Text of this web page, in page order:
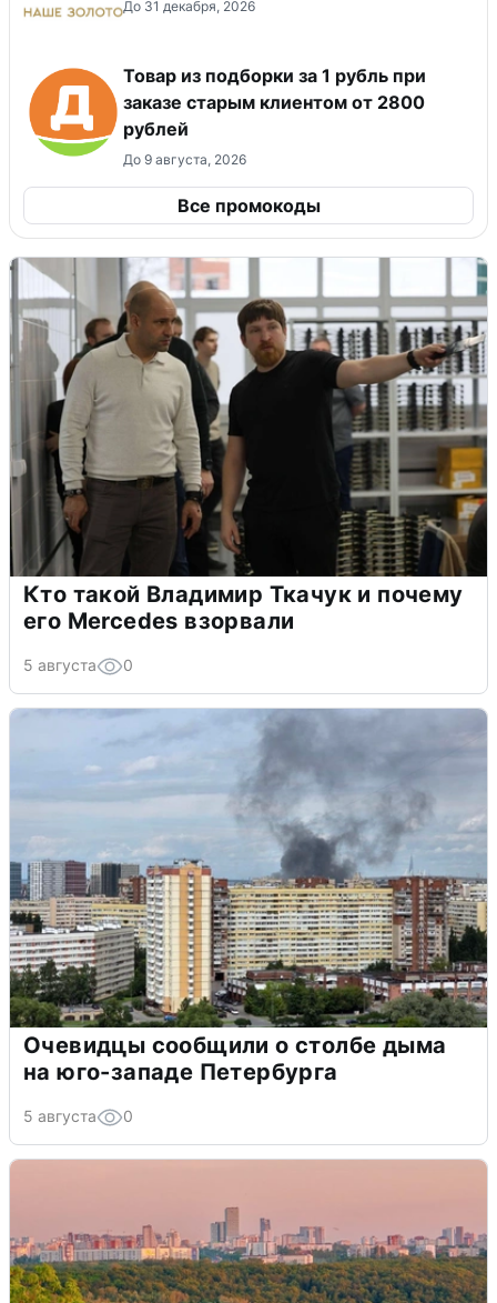
До 31 декабря, 2026
Товар из подборки за 1 рубль при
заказе старым клиентом от 2800
рублей
До 9 августа, 2026
Все промокоды
Кто такой Владимир Ткачук и почему
его Mercedes взорвали
5 августа 0
Очевидцы сообщили о столбе дыма
на юго-западе Петербурга
5 августа 0